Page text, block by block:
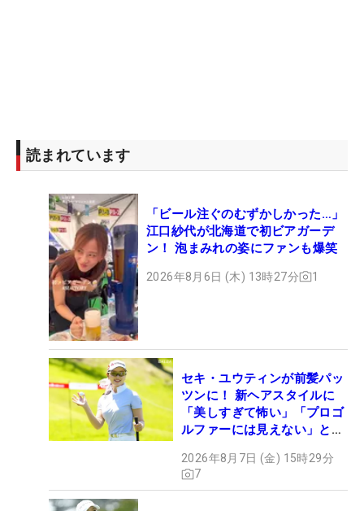
読まれています
「ビール注ぐのむずかしかった…」
江口紗代が北海道で初ビアガーデ
ン！ 泡まみれの姿にファンも爆笑
2026年8月6日 (木) 13時27分 1
セキ・ユウティンが前髪パッ
ツンに！ 新ヘアスタイルに
「美しすぎて怖い」「プロゴ
ルファーには見えない」とコ
2026年8月7日 (金) 15時29分
7